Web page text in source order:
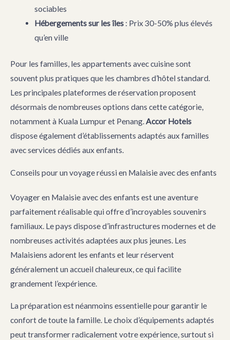
sociables
Hébergements sur les îles: Prix 30-50% plus élevés
qu’en ville
Pour les familles, les appartements avec cuisine sont
souvent plus pratiques que les chambres d’hôtel standard.
Les principales plateformes de réservation proposent
désormais de nombreuses options dans cette catégorie,
notamment à Kuala Lumpur et Penang.Accor Hotels
dispose également d’établissements adaptés aux familles
avec services dédiés aux enfants.
Conseils pour un voyage réussi en Malaisie avec des enfants
Voyager en Malaisie avec des enfants est une aventure
parfaitement réalisable qui offre d’incroyables souvenirs
familiaux. Le pays dispose d’infrastructures modernes et de
nombreuses activités adaptées aux plus jeunes. Les
Malaisiens adorent les enfants et leur réservent
généralement un accueil chaleureux, ce qui facilite
grandement l’expérience.
La préparation est néanmoins essentielle pour garantir le
confort de toute la famille. Le choix d’équipements adaptés
peut transformer radicalement votre expérience, surtout si